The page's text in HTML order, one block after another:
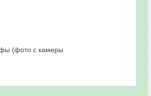
(фото с камеры